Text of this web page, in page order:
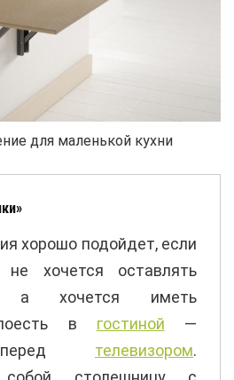
для маленькой кухни
хорошо подойдет, если
хочется оставлять
а хочется иметь
в гостиной —
перед телевизором.